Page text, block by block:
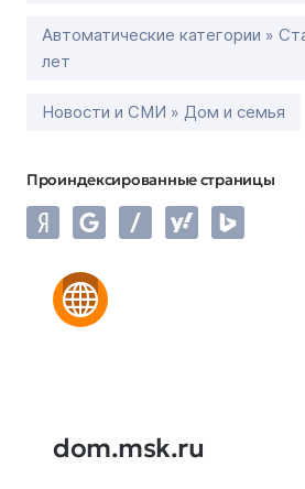
Автоматические категории »
лет
Новости и СМИ » Дом и семья
Проиндексированные страницы
dom.msk.ru